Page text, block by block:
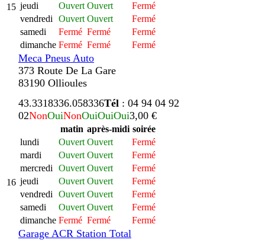
15 jeudi
Ouvert Ouvert
Fermé
vendredi
Ouvert Ouvert
Fermé
samedi
Fermé Fermé
Fermé
dimanche Fermé Fermé Fermé
Meca Pneus Auto
373 Route De La Gare
83190 Ollioules
16
43.3318336.058336Tél : 04 94 04 92
02NonOuiNonOuiOuiOui3,00 €
matin après-midi soirée
lundi
Ouvert Ouvert
Fermé
mardi
Ouvert Ouvert
Fermé
mercredi
Ouvert Ouvert
Fermé
jeudi
Ouvert Ouvert
Fermé
vendredi
Ouvert Ouvert
Fermé
samedi
Ouvert Ouvert
Fermé
dimanche Fermé Fermé Fermé
Garage ACR Station Total